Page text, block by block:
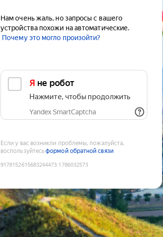
Нам очень жаль, но запросы с вашего
устройства похожи на автоматические.
Почему это могло произойти?
Я не робот
Нажмите, чтобы продолжить
Yandex SmartCaptcha
Если у вас возникли проблемы, пожалуйста,
воспользуйтесьформой обратной связи
9178152615683244473:1786032573